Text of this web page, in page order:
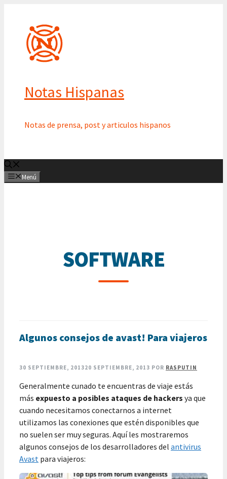
contenido
Notas Hispanas
Notas de prensa, post y articulos hispanos
Menú
SOFTWARE
Algunos consejos de avast! Para viajeros
30 SEPTIEMBRE, 201320 SEPTIEMBRE, 2013 POR RASPUTIN
Generalmente cunado te encuentras de viaje estás
más expuesto a posibles ataques de hackers ya que
cuando necesitamos conectarnos a internet
utilizamos las conexiones que estén disponibles que
no suelen ser muy seguras. Aquí les mostraremos
algunos consejos de los desarrolladores del antivirus
Avast para viajeros: